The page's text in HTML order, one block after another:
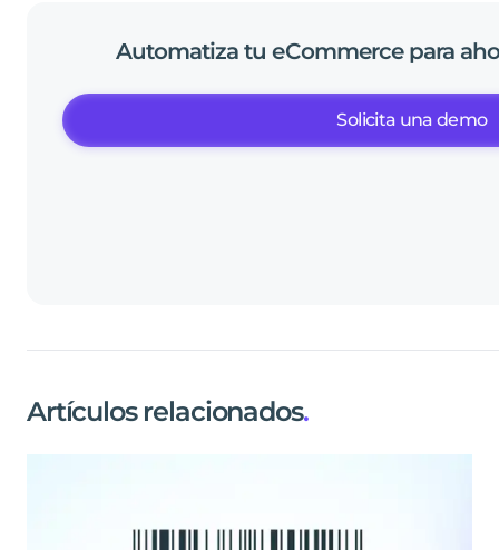
Automatiza tu eCommerce para
Solicita una demo
Artículos relacionados.